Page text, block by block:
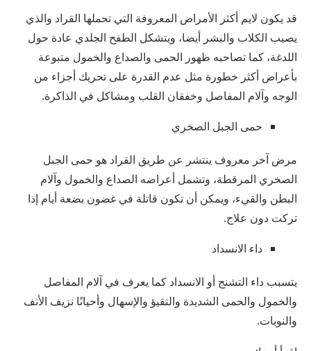
قد يكون لايم أكثر الأمراض المعروفة التي تحملها القراد والذي
يصيب الكلاب والبشر أيضا، ويتشكل الطفح الجلدي عادة حول
اللدغة، كما تصاحبه ظهور الحمى والصداع والخمول متبوعة
بأعراض أكثر خطورة مثل عدم القدرة على تحريك أجزاء من
الوجه وآلام المفاصل وخفقان القلب ومشاكل في الذاكرة.
حمى الجبل الصخري
مرض آخر معروف ينتشر عن طريق القراد هو حمى الجبل
الصخري المرقطة، وتشمل أعراضه الصداع والخمول وآلام
البطن والقيء، ويمكن أن تكون قاتلة في غضون بضعة أيام إذا
تركت دون علاج.
داء الانسداد
يتسبب داء التشنج أو الانسداد كما يعرف في آلام المفاصل
والخمول والحمى الشديدة والتقيؤ والإسهال وأحيانًا نزيف الأنف
والنوبات.